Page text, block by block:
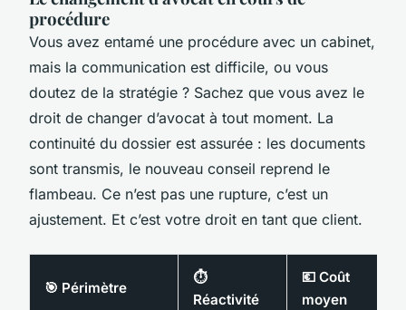
procédure
Vous avez entamé une procédure avec un cabinet,
mais la communication est difficile, ou vous
doutez de la stratégie ? Sachez que vous avez le
droit de changer d’avocat à tout moment. La
continuité du dossier est assurée : les documents
sont transmis, le nouveau conseil reprend le
flambeau. Ce n’est pas une rupture, c’est un
ajustement. Et c’est votre droit en tant que client.
🎯 Périmètre
⏱️
Réactivité
💶 Coût
moyen